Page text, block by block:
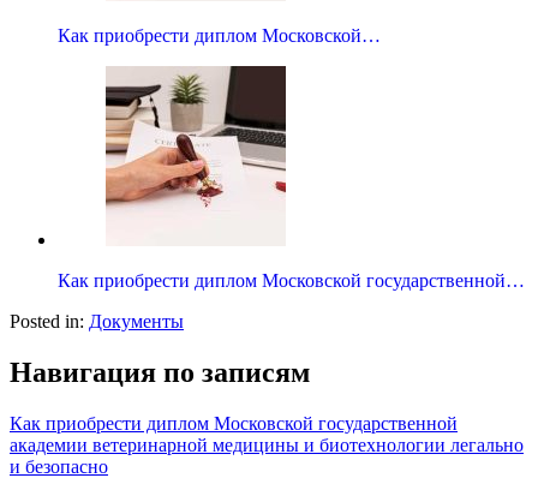
Как приобрести диплом Московской…
Как приобрести диплом Московской государственной…
Posted in: Документы
Навигация по записям
Как приобрести диплом Московской государственной
академии ветеринарной медицины и биотехнологии легально
и безопасно